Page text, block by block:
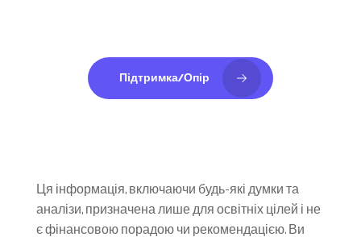
Підтримка/Опір
Ця інформація, включаючи будь-які думки та
аналізи, призначена лише для освітніх цілей і не
є фінансовою порадою чи рекомендацією. Ви